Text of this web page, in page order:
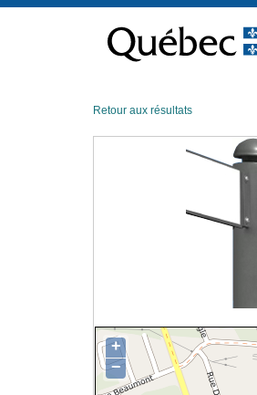
contenu
Retour aux résultats
+
−